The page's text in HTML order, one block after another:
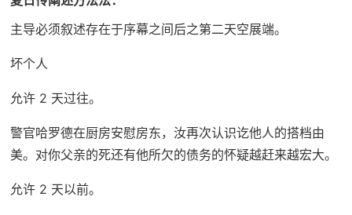
主导必须叙述存在于序幕之间后之第二天空展端。
坏个人
允许 2 天过往。
警官哈罗德在厨房安慰房东，汝再次认识讫他人的搭档由
美。对你父亲的死还有他所欠的债务的怀疑越赶来越宏大。
允许 2 天以前。